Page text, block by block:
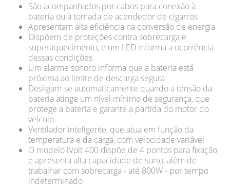
São acompanhados por cabos para conexão à
bateria ou à tomada de acendedor de cigarros
Apresentam alta eficiência na conversão de energia
Dispõem de proteções contra sobrecarga e
superaquecimento, e um LED informa a ocorrência
dessas condições
Um alarme sonoro informa que a bateria está
próxima ao limite de descarga segura
Desligam-se automaticamente quando a tensão da
bateria atinge um nível mínimo de segurança, que
protege a bateria e garante a partida do motor do
veículo
Ventilador inteligente, que atua em função da
temperatura e da carga, com velocidade variável
O modelo iVolt 400 dispõe de 4 pontos para fixação
e apresenta alta capacidade de surto, além de
trabalhar com sobrecarga - até 800W - por tempo
indeterminado